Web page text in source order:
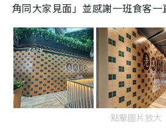
角同大家見面」並感謝一班食客一
點擊圖片放大